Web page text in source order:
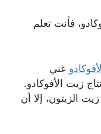
فأنت تعلم
غني
زيت الأفوكادو.
الزيتون، إلا أن